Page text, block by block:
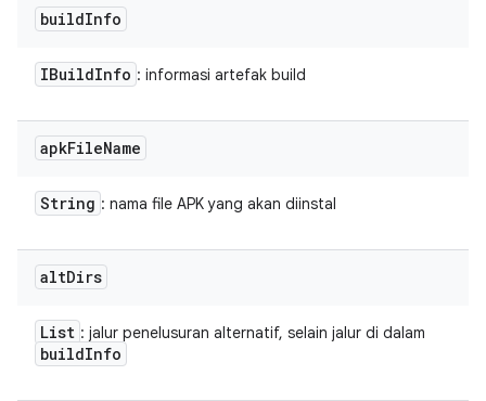
buildInfo
IBuildInfo : informasi artefak build
apkFileName
String : nama file APK yang akan diinstal
altDirs
List : jalur penelusuran alternatif, selain jalur di dalam
buildInfo